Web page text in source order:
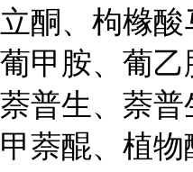
立酮、枸橼酸
葡甲胺、葡
萘普生、萘
甲萘醌、植